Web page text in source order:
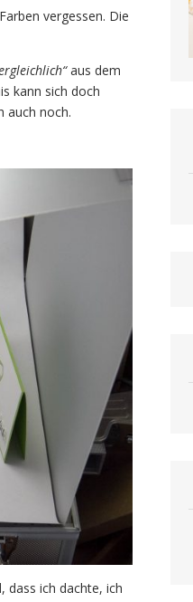
vergessen. Die
aus dem
kann sich doch
auch noch.
dass ich dachte, ich